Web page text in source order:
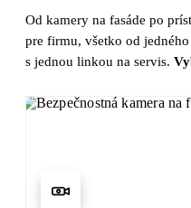
Od kamery na fasáde po
pre firmu, všetko od
s jednou linkou na servis.